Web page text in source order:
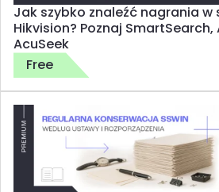
Jak szybko znaleźć nagrania w
Hikvision? Poznaj SmartSearch,
AcuSeek
Free